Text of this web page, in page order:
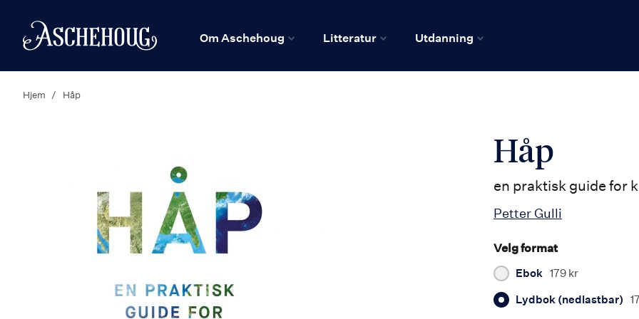
Hjem
Om Aschehoug Litteratur Utdanning
Hjem Håp
Håp
en praktisk guide for
Petter Gulli
Velg format
Ebok 179 kr
Lydbok (nedlastbar)